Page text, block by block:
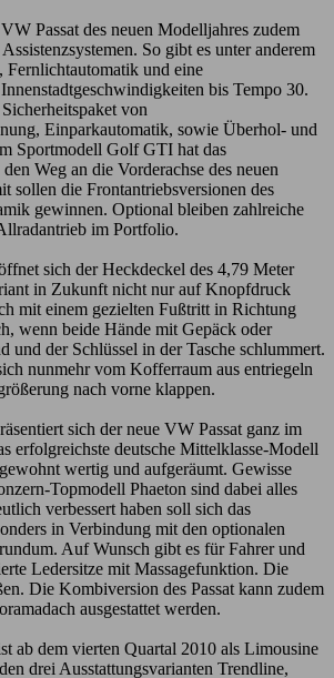
Passat des neuen Modelljahres zudem
So gibt es unter anderem
und eine
bis Tempo 30.
von
Einparkautomatik, sowie Überhol- und
Sportmodell Golf GTI hat das
Weg an die Vorderachse des neuen
sollen die Frontantriebsversionen des
gewinnen. Optional bleiben zahlreiche
im Portfolio.
sich der Heckdeckel des 4,79 Meter
in Zukunft nicht nur auf Knopfdruck
mit einem gezielten Fußtritt in Richtung
wenn beide Hände mit Gepäck oder
und der Schlüssel in der Tasche schlummert.
nunmehr vom Kofferraum aus entriegeln
nach vorne klappen.
sich der neue VW Passat ganz im
erfolgreichste deutsche Mittelklasse-Modell
wertig und aufgeräumt. Gewisse
Topmodell Phaeton sind dabei alles
verbessert haben soll sich das
in Verbindung mit den optionalen
Auf Wunsch gibt es für Fahrer und
Ledersitze mit Massagefunktion. Die
Die Kombiversion des Passat kann zudem
ausgestattet werden.
ab dem vierten Quartal 2010 als Limousine
drei Ausstattungsvarianten Trendline,